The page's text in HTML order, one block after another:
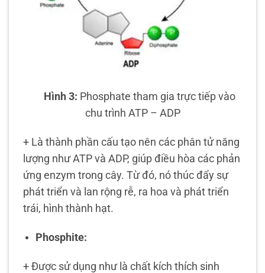
Hình 3: Phosphate tham gia trực tiếp vào
chu trình ATP – ADP
+ Là thành phần cấu tạo nên các phân tử năng
lượng như ATP và ADP, giúp điều hòa các phản
ứng enzym trong cây. Từ đó, nó thúc đẩy sự
phát triển và lan rộng rễ, ra hoa và phát triển
trái, hình thành hạt.
Phosphite:
+ Được sử dụng như là chất kích thích sinh